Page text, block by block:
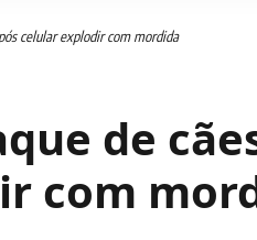
celular explodir com mordida
de
com